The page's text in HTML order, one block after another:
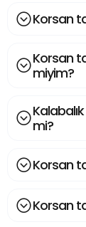
Korsan
Korsan
miyim?
mi?
Korsan
Korsan